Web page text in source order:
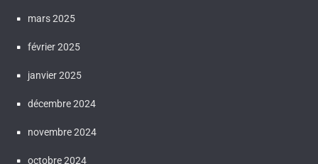
mars 2025
février 2025
janvier 2025
décembre 2024
novembre 2024
octobre 2024